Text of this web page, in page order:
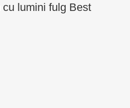
lumini fulg Best